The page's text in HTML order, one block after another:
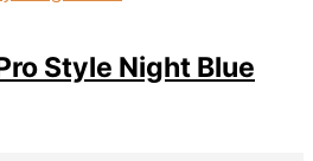
kr.. 1.590,00 kr..
Style Night Blue